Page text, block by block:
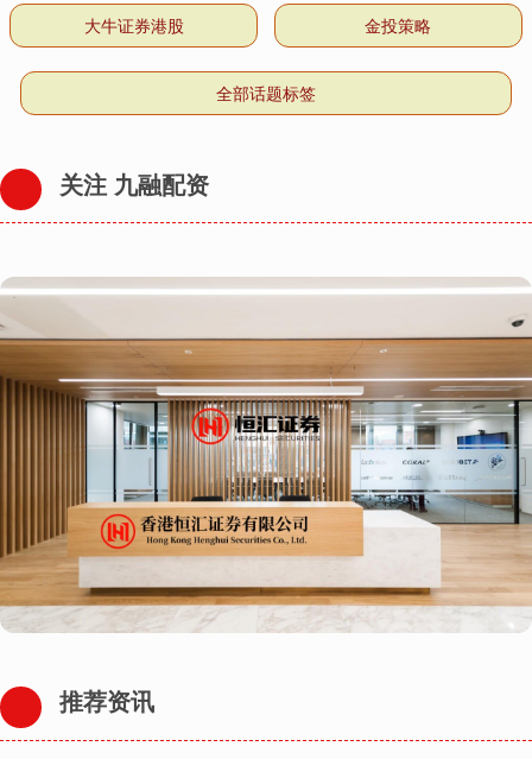
大牛证券港股 金投策略
全部话题标签
关注 九融配资
推荐资讯